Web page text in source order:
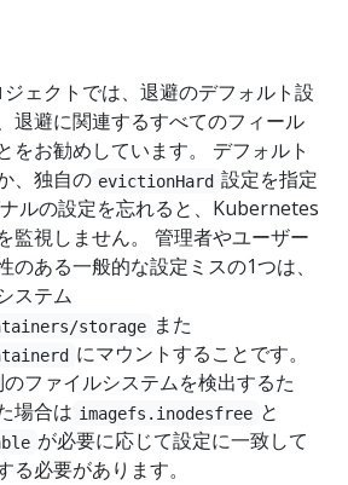
ェクトでは、退避のデフォルト設
退避に関連するすべてのフィール
をお勧めしています。 デフォルト
、独自の evictionHard 設定を指定
ルの設定を忘れると、Kubernetes
監視しません。 管理者やユーザー
のある一般的な設定ミスの1つは、
ステム
storage また
にマウントすることです。
ファイルシステムを検出するた
場合は imagefs.inodesfree と
が必要に応じて設定に一致して
る必要があります。